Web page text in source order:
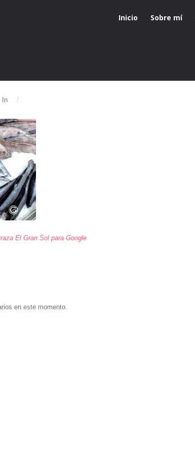
Inicio Sobre mí
In
El Gran Sol para Google
en este momento.